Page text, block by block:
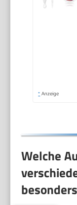
* Anzeige
Welche